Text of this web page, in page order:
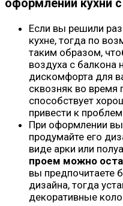
оформлении кухни
Если вы решили
кухне, тогда по
таким образом,
воздуха с балкона
дискомфорта для
сквозняк во время
способствует
привести к
При оформлении
продумайте его
виде арки или
проем можно
вы предпочитаете
дизайна, тогда
декоративные